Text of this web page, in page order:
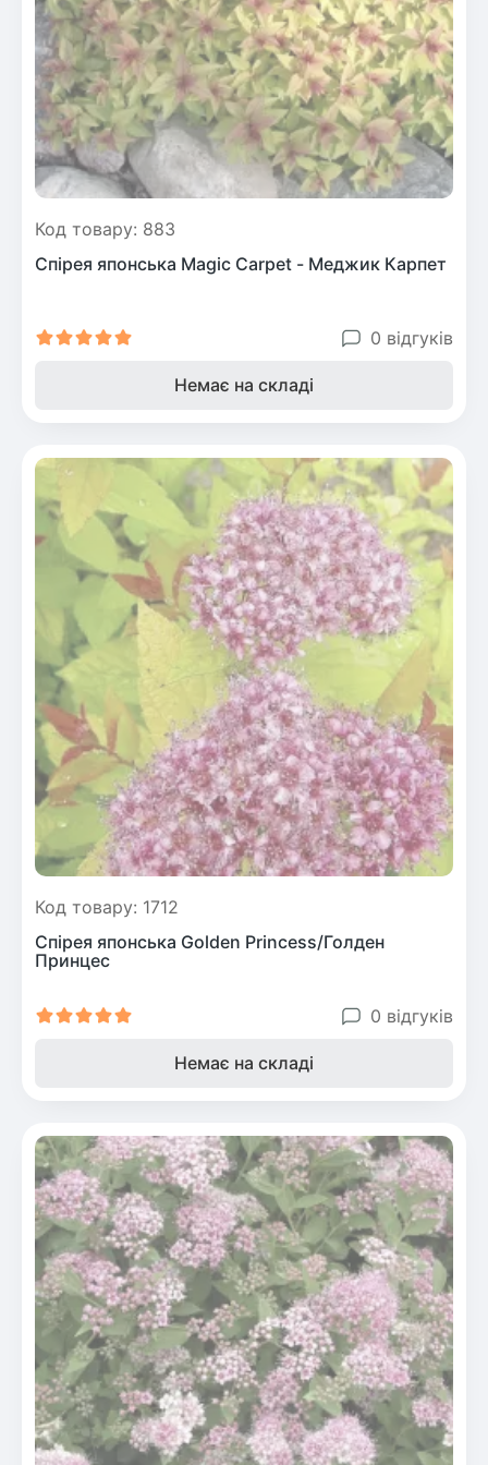
Рослини що в'ються
Гліцинія (Вістерія)
Жимолость декоративна
Плющ
Клематіс
Код товару: 883
Спірея японська Magic Carpet - Меджик Карпет
0 відгуків
Немає на складі
Код товару: 1712
Спірея японська Golden Princess/Голден
Принцес
0 відгуків
Немає на складі